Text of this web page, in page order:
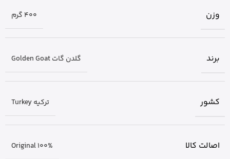
وزن 400 گرم
برند گلدن گات Golden Goat
کشور ترکیه Turkey
اصالت کالا Original 100%